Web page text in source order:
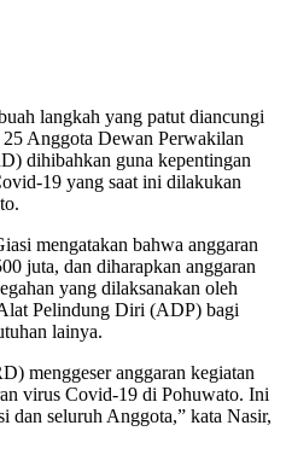
langkah yang patut diancungi
Anggota Dewan Perwakilan
dihibahkan guna kepentingan
19 yang saat ini dilakukan
mengatakan bahwa anggaran
juta, dan diharapkan anggaran
yang dilaksanakan oleh
Pelindung Diri (ADP) bagi
lainya.
menggeser anggaran kegiatan
virus Covid-19 di Pohuwato. Ini
dan seluruh Anggota,” kata Nasir,